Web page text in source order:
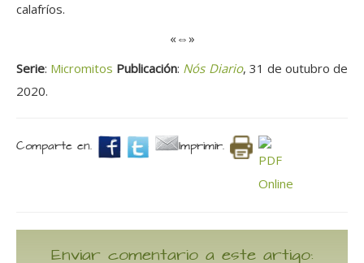
calafríos.
«⇔»
Serie: Micromitos Publicación: Nós Diario, 31 de outubro de
2020.
Comparte en. Imprimir.
Enviar comentario a este artigo: